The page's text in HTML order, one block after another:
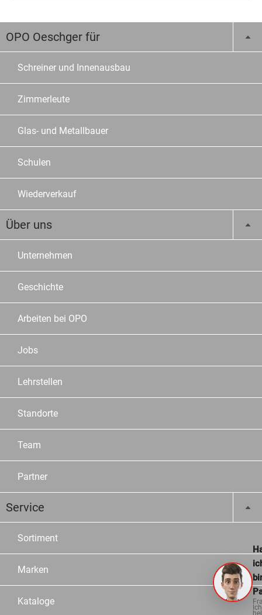
OPO Oeschger für
Schreiner und Innenausbau
Zimmerleute
Glas- und Metallbauer
Schulen
Wiederverkauf
Über uns
Unternehmen
Geschichte
Arbeiten bei OPO
Jobs
Lehrstellen
Standorte
Team
Partner
Service
Sortiment
Marken
Kataloge
Ich